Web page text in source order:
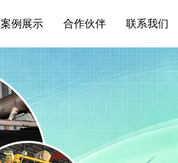
案例展示 合作伙伴 联系我们